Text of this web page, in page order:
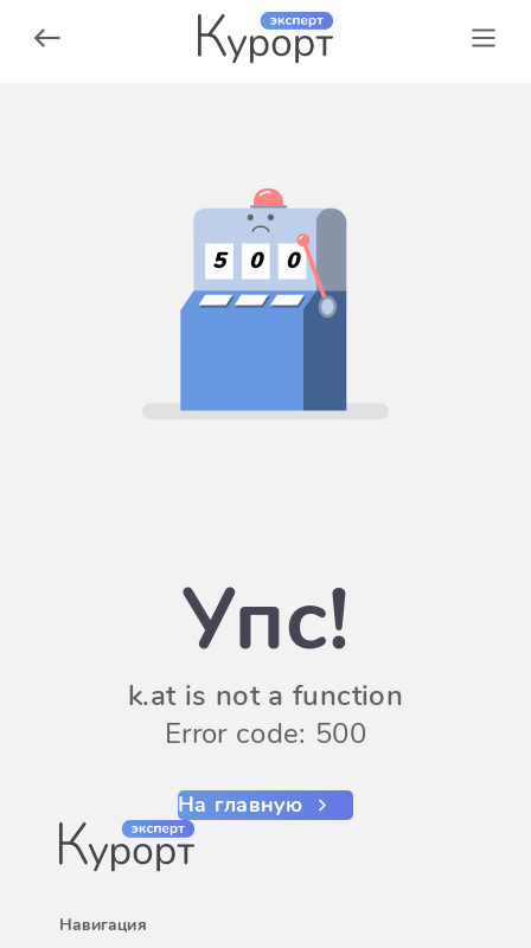
5 0 0
Упс!
k.at is not a function
Error code: 500
На главную
Навигация